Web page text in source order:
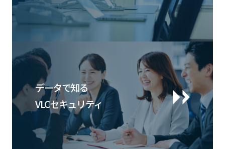
データで知る
VLCセキュリティ